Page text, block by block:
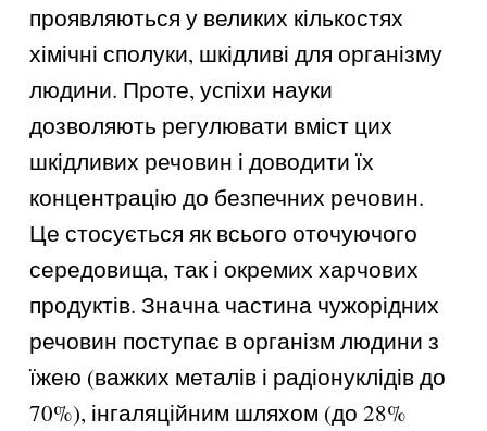
проявляються у великих кількостях
хімічні сполуки, шкідливі для організму
людини. Проте, успіхи науки
дозволяють регулювати вміст цих
шкідливих речовин і доводити їх
концентрацію до безпечних речовин.
Це стосується як всього оточуючого
середовища, так і окремих харчових
продуктів. Значна частина чужорідних
речовин поступає в організм людини з
їжею (важких металів і радіонуклідів до
70%), інгаляційним шляхом (до 28%